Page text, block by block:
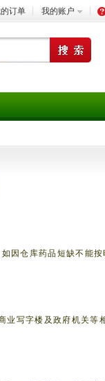
订单 我的账户
因仓库药品短缺不能
业写字楼及政府机关等